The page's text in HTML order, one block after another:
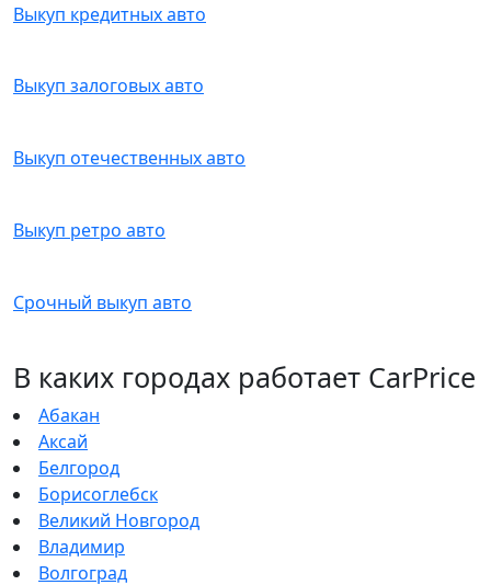
Выкуп кредитных авто
Выкуп залоговых авто
Выкуп отечественных авто
Выкуп ретро авто
Срочный выкуп авто
В каких городах работает CarPrice
Абакан
Аксай
Белгород
Борисоглебск
Великий Новгород
Владимир
Волгоград